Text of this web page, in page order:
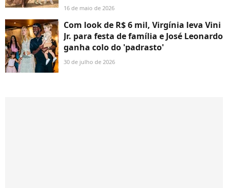
16 de maio de 2026
Com look de R$ 6 mil, Virgínia leva Vini
Jr. para festa de família e José Leonardo
ganha colo do 'padrasto'
30 de julho de 2026